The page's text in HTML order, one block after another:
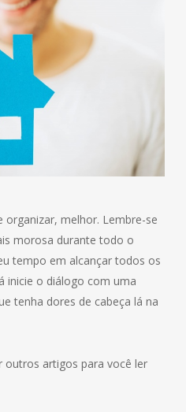
organizar, melhor. Lembre-se
morosa durante todo o
tempo em alcançar todos os
inicie o diálogo com uma
tenha dores de cabeça lá na
outros artigos para você ler